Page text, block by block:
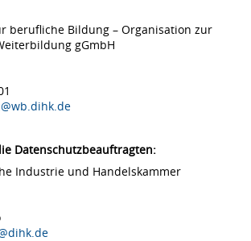
berufliche Bildung – Organisation zur
gGmbH
Datenschutzbeauftragten:
Industrie und Handelskammer